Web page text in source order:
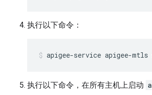
执行以下命令：
apigee-service apigee-
执行以下命令，在所有主机上启动